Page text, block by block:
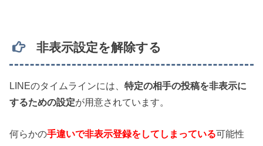
非表示設定を解除する
LINEのタイムラインには、特定の相手の投稿を非表示に
するための設定が用意されています。
何らかの手違いで非表示登録をしてしまっている可能性